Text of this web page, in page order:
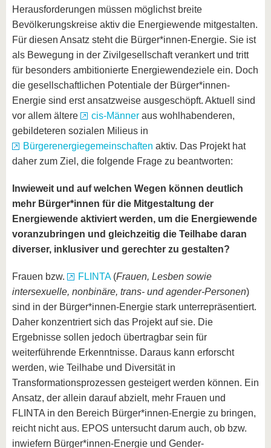
Herausforderungen müssen möglichst breite
Bevölkerungskreise aktiv die Energiewende mitgestalten.
Für diesen Ansatz steht die Bürger*innen-Energie. Sie ist
als Bewegung in der Zivilgesellschaft verankert und tritt
für besonders ambitionierte Energiewendeziele ein. Doch
die gesellschaftlichen Potentiale der Bürger*innen-
Energie sind erst ansatzweise ausgeschöpft. Aktuell sind
vor allem ältere
cis-Männer aus wohlhabenderen,
gebildeteren sozialen Milieus in
Bürgerenergiegemeinschaften aktiv. Das Projekt hat
daher zum Ziel, die folgende Frage zu beantworten:
Inwieweit und auf welchen Wegen können deutlich
mehr Bürger*innen für die Mitgestaltung der
Energiewende aktiviert werden, um die Energiewende
voranzubringen und gleichzeitig die Teilhabe daran
diverser, inklusiver und gerechter zu gestalten?
Frauen bzw. FLINTA(Frauen, Lesben sowie
intersexuelle, nonbinäre, trans- und agender-Personen)
sind in der Bürger*innen-Energie stark unterrepräsentiert.
Daher konzentriert sich das Projekt auf sie. Die
Ergebnisse sollen jedoch übertragbar sein für
weiterführende Erkenntnisse. Daraus kann erforscht
werden, wie Teilhabe und Diversität in
Transformationsprozessen gesteigert werden können. Ein
Ansatz, der allein darauf abzielt, mehr Frauen und
FLINTA in den Bereich Bürger*innen-Energie zu bringen,
reicht nicht aus. EPOS untersucht darum auch, ob bzw.
inwiefern Bürger*innen-Energie und Gender-